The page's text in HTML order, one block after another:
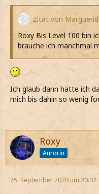
Zitat von
Roxy Bis Level 100 bin
brauche ich manchmal
Ich glaub dann hätte ich
mich bis dahin so wenig
Roxy
Aurorin
25. September 2020 um 20:02